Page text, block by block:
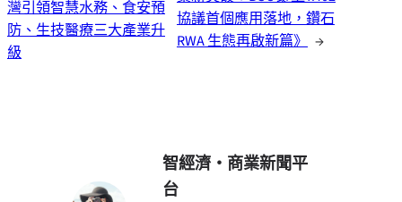
灣引領智慧水務、食安預
防、生技醫療三大產業升
級
協議首個應用落地，鑽石
RWA 生態再啟新篇》
→
智經濟・商業新聞平
台